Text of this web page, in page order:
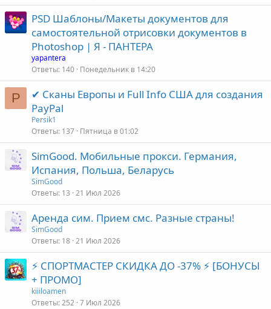
PSD Шаблоны/Макеты документов для
самостоятельной отрисовки документов в
Photoshop | Я - ПАНТЕРА
yapantera
Ответы 140 Понедельник в 14:20
P
✔ Сканы Европы и Full Info США для создания
PayPal
Persik1
Ответы 137 Пятница в 01:02
SimGood. Мобильные прокси. Германия,
Испания, Польша, Беларусь
SimGood
Ответы 13 21 Июл 2026
Аренда сим. Прием смс. Разные страны!
SimGood
Ответы 18 21 Июл 2026
⚡ СПОРТМАСТЕР СКИДКА ДО -37% ⚡ [БОНУСЫ
+ ПРОМО]
kiiiloamen
Ответы 252 7 Июл 2026